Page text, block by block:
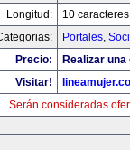
Longitud:
10 caracteres
Portales,
Precio:
Realizar
Visitar!
Serán consideradas